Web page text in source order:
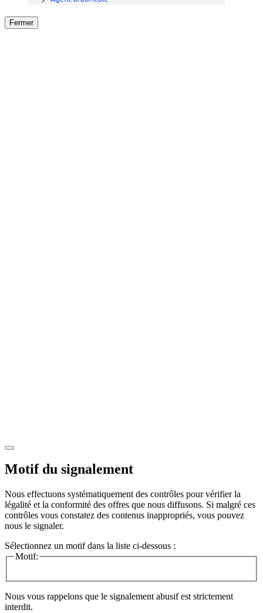
Fermer
Motif du signalement
Nous effectuons systématiquement des contrôles pour vérifier la
légalité et la conformité des offres que nous diffusons. Si malgré ces
contrôles vous constatez des contenus inappropriés, vous pouvez
nous le signaler.
Sélectionnez un motif dans la liste ci-dessous :
Motif:
Nous vous rappelons que le signalement abusif est strictement
interdit.